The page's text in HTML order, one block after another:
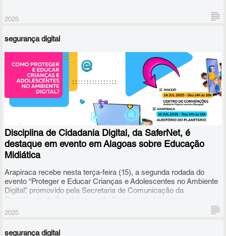
O curso permite que professores de qualquer campo do
conhecimento possam dar aulas da Disciplina de Cidadania
Digital, desenvolvida pela SaferNet e pelo Governo do Reino
Unido, para alunos dos dois últimos anos do Ensino Fundamental
e para os três anos do Ensino Médio.
2025
segurança digital
Disciplina de Cidadania Digital, da SaferNet, é
destaque em evento em Alagoas sobre Educação
Midiática
Arapiraca recebe nesta terça-feira (15), a segunda rodada do
evento “Proteger e Educar Crianças e Adolescentes no Ambiente
Digital”, promovido pela Secretaria de Comunicação da
2025
segurança digital